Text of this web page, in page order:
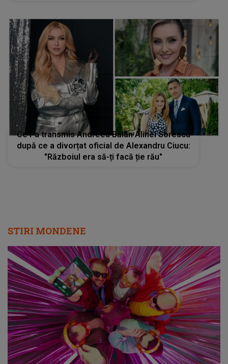
Ce i-a transmis Andreea Bălan Alinei Sorescu
după ce a divorțat oficial de Alexandru Ciucu:
"Războiul era să-ți facă ție rău"
STIRI MONDENE